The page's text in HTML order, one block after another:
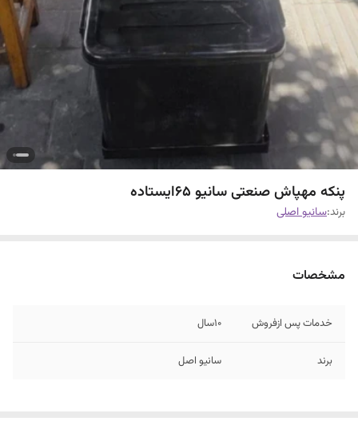
پنکه مهپاش صنعتی سانیو ۶۵ایستاده
برند:سانیو اصلی
مشخصات
خدمات پس ازفروش ۱۰سال
برند سانیو اصل